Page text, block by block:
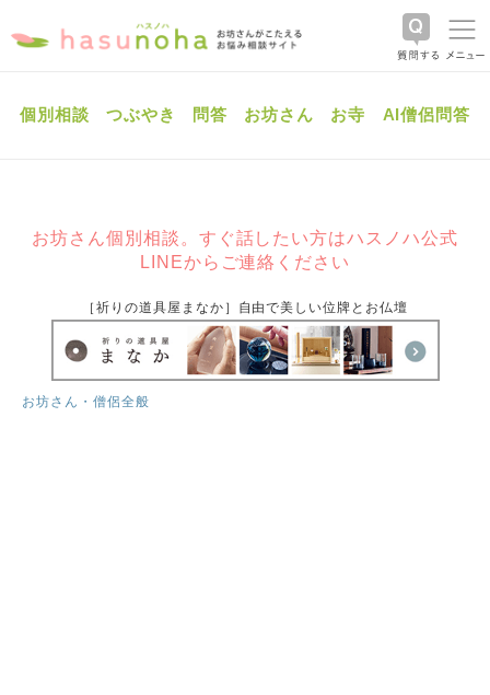
個別相談 つぶやき 問答 お坊さん お寺 AI僧侶問答
お坊さん個別相談。すぐ話したい方はハスノハ公式
LINEからご連絡ください
［祈りの道具屋まなか］自由で美しい位牌とお仏壇
お坊さん・僧侶全般